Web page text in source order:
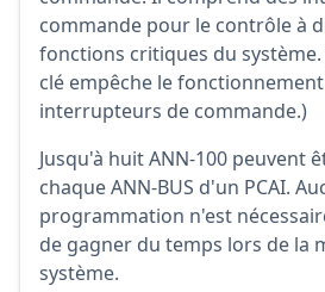
commande pour le contrôle à
fonctions critiques du
clé empêche le
interrupteurs de commande.)
Jusqu'à huit ANN-100 peuvent
chaque ANN-BUS d'un PCAI.
programmation n'est
de gagner du temps lors de la
système.